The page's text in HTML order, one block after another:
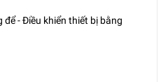
để - Điều khiển thiết bị bằng